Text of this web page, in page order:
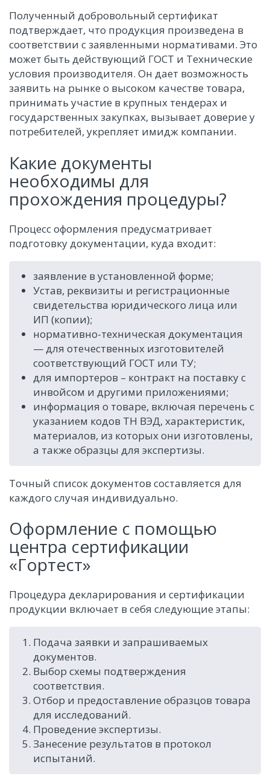
Полученный добровольный сертификат
подтверждает, что продукция произведена в
соответствии с заявленными нормативами. Это
может быть действующий ГОСТ и Технические
условия производителя. Он дает возможность
заявить на рынке о высоком качестве товара,
принимать участие в крупных тендерах и
государственных закупках, вызывает доверие у
потребителей, укрепляет имидж компании.
Какие документы
необходимы для
прохождения процедуры?
Процесс оформления предусматривает
подготовку документации, куда входит:
заявление в установленной форме;
Устав, реквизиты и регистрационные
свидетельства юридического лица или
ИП (копии);
нормативно-техническая документация
— для отечественных изготовителей
соответствующий ГОСТ или ТУ;
для импортеров – контракт на поставку с
инвойсом и другими приложениями;
информация о товаре, включая перечень с
указанием кодов ТН ВЭД, характеристик,
материалов, из которых они изготовлены,
а также образцы для экспертизы.
Точный список документов составляется для
каждого случая индивидуально.
Оформление с помощью
центра сертификации
«Гортест»
Процедура декларирования и сертификации
продукции включает в себя следующие этапы:
Подача заявки и запрашиваемых
документов.
Выбор схемы подтверждения
соответствия.
Отбор и предоставление образцов товара
для исследований.
Проведение экспертизы.
Занесение результатов в протокол
испытаний.